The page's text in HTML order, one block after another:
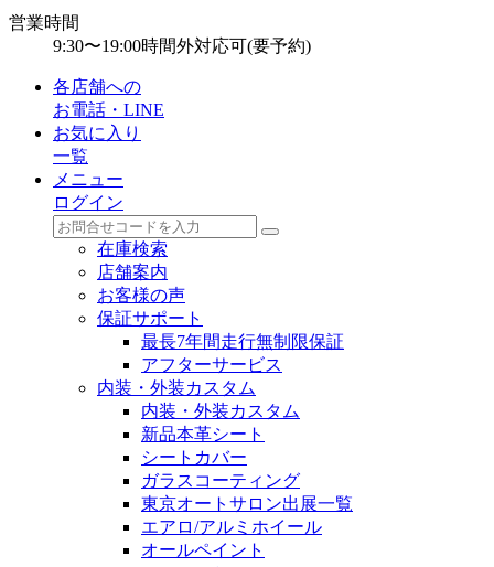
営業時間
9:30〜19:00時間外対応可(要予約)
各店舗への
お電話・LINE
お気に入り
一覧
メニュー
ログイン
在庫検索
店舗案内
お客様の声
保証サポート
最長7年間走行無制限保証
アフターサービス
内装・外装カスタム
内装・外装カスタム
新品本革シート
シートカバー
ガラスコーティング
東京オートサロン出展一覧
エアロ/アルミホイール
オールペイント